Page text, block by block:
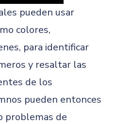
pueden usar
colores,
para identificar
y resaltar las
de los
pueden entonces
problemas de